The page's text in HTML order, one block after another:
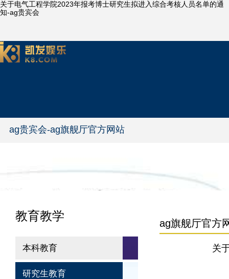
关于电气工程学院2023年报考博士研究生拟进入综合考核人员名单的通
知-ag贵宾会
ag贵宾会-ag旗舰厅官方网站
教育教学
本科教育
研究生教育
ag旗舰厅官方
关